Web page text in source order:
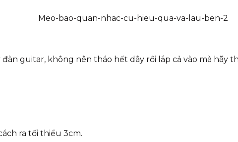
đàn guitar, không nên tháo hết dây rồi lắp cả vào mà hãy
ra tối thiểu 3cm.